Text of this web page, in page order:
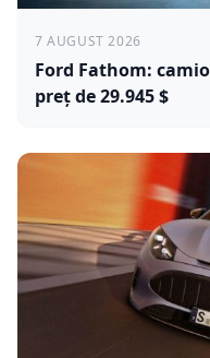
7 AUGUST 2026
Ford Fathom:
preț de 29.945 $